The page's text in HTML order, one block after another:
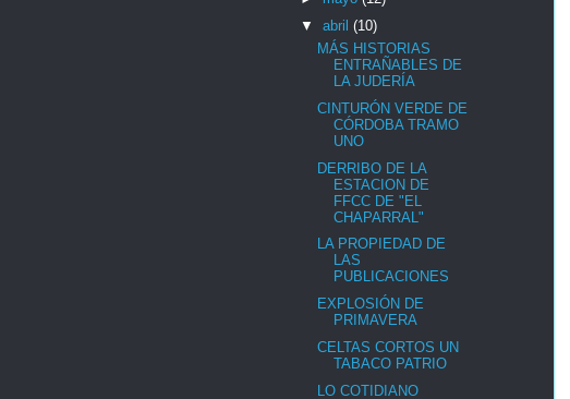
▼ abril (10)
MÁS HISTORIAS
ENTRAÑABLES DE
LA JUDERÍA
CINTURÓN VERDE DE
CÓRDOBA TRAMO
UNO
DERRIBO DE LA
ESTACION DE
FFCC DE "EL
CHAPARRAL"
LA PROPIEDAD DE
LAS
PUBLICACIONES
EXPLOSIÓN DE
PRIMAVERA
CELTAS CORTOS UN
TABACO PATRIO
LO COTIDIANO